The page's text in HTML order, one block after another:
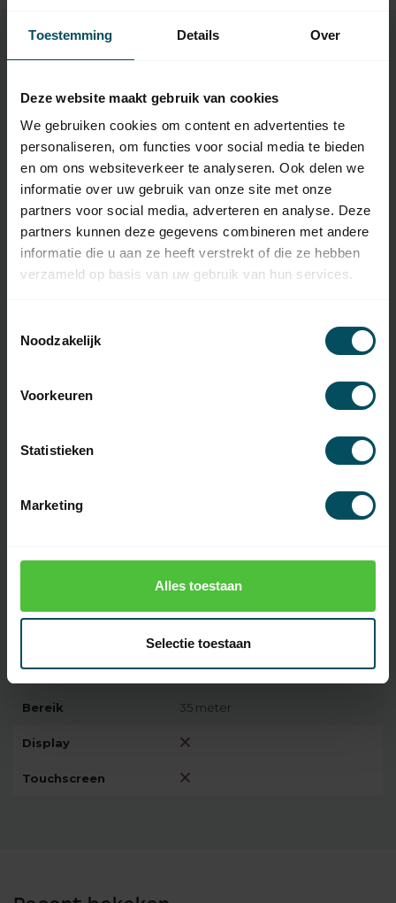
Toestemming Details Over
Deze website maakt gebruik van cookies
We gebruiken cookies om content en advertenties te
personaliseren, om functies voor social media te bieden
en om ons websiteverkeer te analyseren. Ook delen we
informatie over uw gebruik van onze site met onze
partners voor social media, adverteren en analyse. Deze
partners kunnen deze gegevens combineren met andere
informatie die u aan ze heeft verstrekt of die ze hebben
verzameld op basis van uw gebruik van hun services.
Noodzakelijk
Voorkeuren
Statistieken
Marketing
Alles toestaan
Selectie toestaan
Artikelnummer
EAN Code 7432257268248
SKU MW3
Type handzender originele afstandsbediening
Frequentie 433,92MHZ
Gewicht
Kleur
batterij(en)
rolling code
Introductie 2017
Bereik 35 meter
Display
Touchscreen